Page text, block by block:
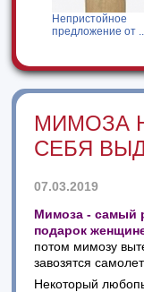
Непристойное
предложение от
МИМОЗА
СЕБЯ
07.03.2019
Мимоза - самый
подарок
потом мимозу
завозятся
Некоторый